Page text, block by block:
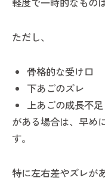
ただし、
骨格的な受け口
下あごのズレ
上あごの成長不足
がある場合は、早め
す。
特に左右差やズレが